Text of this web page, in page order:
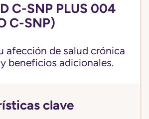
C-SNP PLUS 004
C-SNP)
afección de salud crónica
beneficios adicionales.
clave